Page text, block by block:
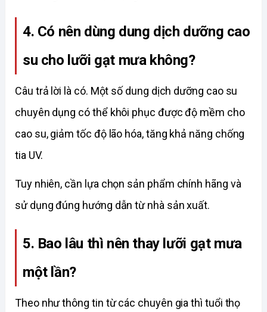
4. Có nên dùng dung dịch dưỡng cao
su cho lưỡi gạt mưa không?
Câu trả lời là có. Một số dung dịch dưỡng cao su
chuyên dụng có thể khôi phục được độ mềm cho
cao su, giảm tốc độ lão hóa, tăng khả năng chống
tia UV.
Tuy nhiên, cần lựa chọn sản phẩm chính hãng và
sử dụng đúng hướng dẫn từ nhà sản xuất.
5. Bao lâu thì nên thay lưỡi gạt mưa
một lần?
Theo như thông tin từ các chuyên gia thì tuổi thọ